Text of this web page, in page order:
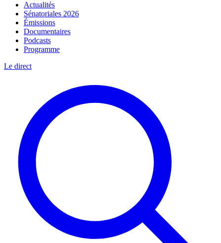
Actualités
Sénatoriales 2026
Émissions
Documentaires
Podcasts
Programme
Le direct